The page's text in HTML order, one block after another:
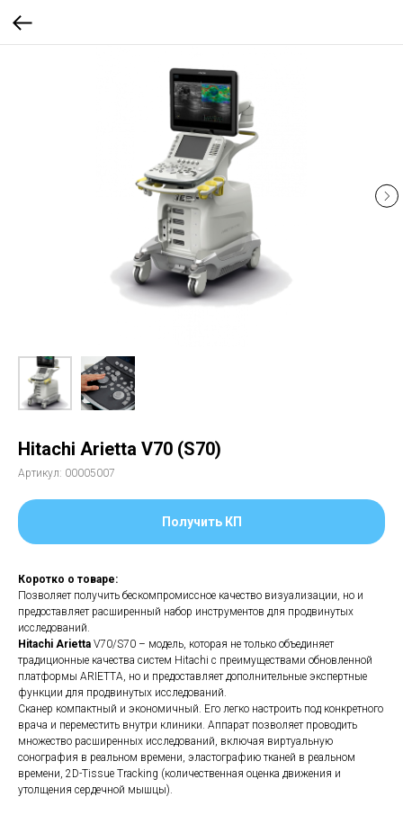
Hitachi Arietta V70 (S70)
Артикул: 00005007
Получить КП
Коротко о товаре:
Позволяет получить бескомпромиссное качество визуализации, но и
предоставляет расширенный набор инструментов для продвинутых
исследований.
Hitachi Arietta V70/S70 – модель, которая не только объединяет
традиционные качества систем Hitachi с преимуществами обновленной
платформы ARIETTA, но и предоставляет дополнительные экспертные
функции для продвинутых исследований.
Сканер компактный и экономичный. Его легко настроить под конкретного
врача и переместить внутри клиники. Аппарат позволяет проводить
множество расширенных исследований, включая виртуальную
сонография в реальном времени, эластографию тканей в реальном
времени, 2D-Tissue Tracking (количественная оценка движения и
утолщения сердечной мышцы).